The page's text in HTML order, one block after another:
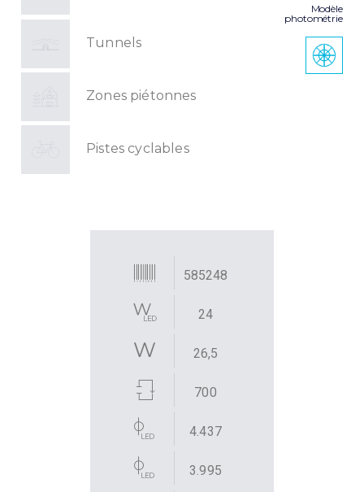
Tunnels
Zones piétonnes
Pistes cyclables
Modèle
photométrie
585248
24
26,5
700
4.437
3.995